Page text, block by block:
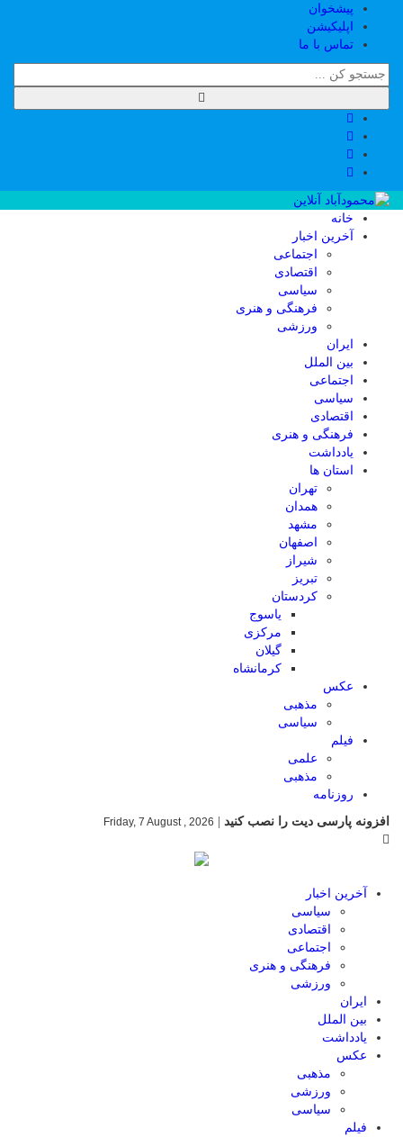
پیشخوان
اپلیکیشن
تماس با ما
خانه
آخرین اخبار
اجتماعی
اقتصادی
سیاسی
فرهنگی و هنری
ورزشی
ایران
بین الملل
اجتماعی
سیاسی
اقتصادی
فرهنگی و هنری
یادداشت
استان ها
تهران
همدان
مشهد
اصفهان
شیراز
تبریز
کردستان
یاسوج
مرکزی
گیلان
کرمانشاه
عکس
مذهبی
سیاسی
فیلم
علمی
مذهبی
روزنامه
افزونه پارسی دیت را نصب کنید
Friday, 7 August , 2026
آخرین اخبار
سیاسی
اقتصادی
اجتماعی
فرهنگی و هنری
ورزشی
ایران
بین الملل
یادداشت
عکس
مذهبی
ورزشی
سیاسی
فیلم